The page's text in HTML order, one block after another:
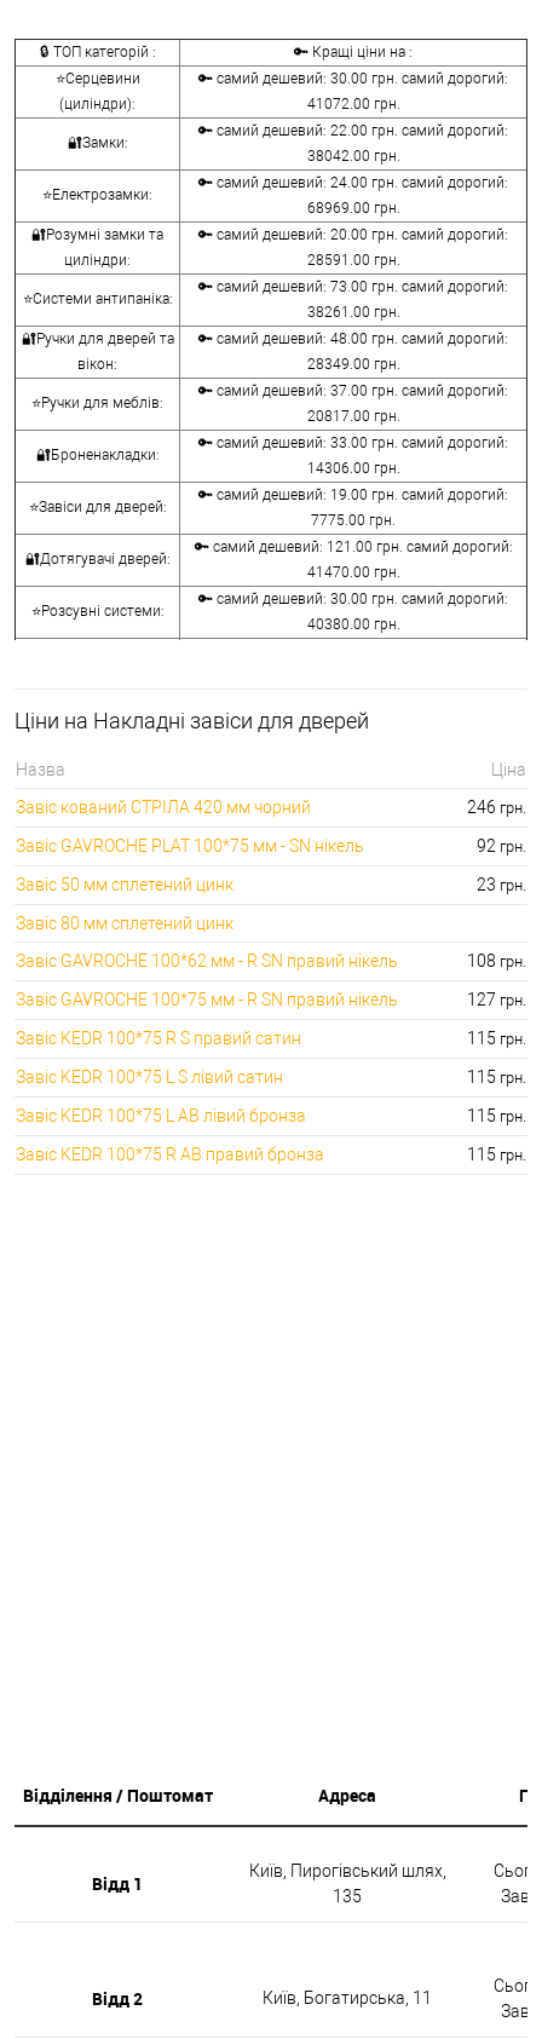
🔒 ТОП категорій :
🔑 Кращі ціни на :
⭐Серцевини
(циліндри):
🔑 самий дешевий: 30.00 грн. самий дорогий:
41072.00 грн.
🔐Замки:
🔑 самий дешевий: 22.00 грн. самий дорогий:
38042.00 грн.
⭐Електрозамки:
🔑 самий дешевий: 24.00 грн. самий дорогий:
68969.00 грн.
🔐Розумні замки та
циліндри:
🔑 самий дешевий: 20.00 грн. самий дорогий:
28591.00 грн.
⭐Системи антипаніка:
🔑 самий дешевий: 73.00 грн. самий дорогий:
38261.00 грн.
🔐Ручки для дверей та
вікон:
🔑 самий дешевий: 48.00 грн. самий дорогий:
28349.00 грн.
⭐Ручки для меблів:
🔑 самий дешевий: 37.00 грн. самий дорогий:
20817.00 грн.
🔐Броненакладки:
🔑 самий дешевий: 33.00 грн. самий дорогий:
14306.00 грн.
⭐Завіси для дверей:
🔑 самий дешевий: 19.00 грн. самий дорогий:
7775.00 грн.
🔐Дотягувачі дверей:
🔑 самий дешевий: 121.00 грн. самий дорогий:
41470.00 грн.
⭐Розсувні системи:
🔑 самий дешевий: 30.00 грн. самий дорогий:
40380.00 грн.
⭐Сейфи:
396000.00 грн.
🔐Домофони:
⭐Сигналізація AJAX:
🔑 самий дешевий: грн. самий дорогий: грн.
Ціни на Накладні завіси для дверей
Назва
Ціна
Завіс кований СТРІЛА 420 мм чорний
246 грн.
Завіс GAVROCHE PLAT 100*75 мм - SN нікель 92 грн.
Завіс 50 мм сплетений цинк 23 грн.
Завіс 80 мм сплетений цинк
Завіс GAVROCHE 100*62 мм - R SN правий нікель
108 грн.
Завіс GAVROCHE 100*75 мм - R SN правий нікель 127 грн.
Завіс KEDR 100*75 R S правий сатин 115 грн.
Завіс KEDR 100*75 L S лівий сатин 115 грн.
Завіс KEDR 100*75 L AB лівий бронза 115 грн.
Завіс KEDR 100*75 R AB правий бронза 115 грн.
Відділення / Поштомат Адреса
Відд 1
Київ, Пирогівський шлях,
135
Відд 2 Київ, Богатирська, 11